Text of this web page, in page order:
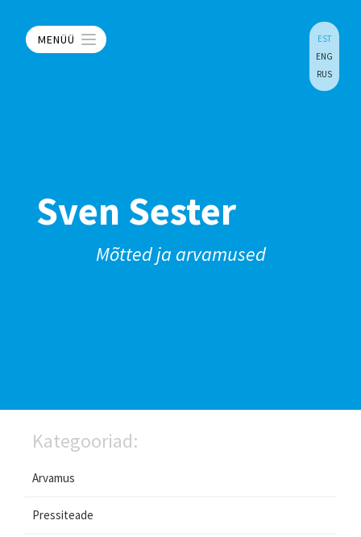
MENÜÜ
EST
ENG
RUS
Sven Sester
Mõtted ja arvamused
Kategooriad:
Arvamus
Pressiteade